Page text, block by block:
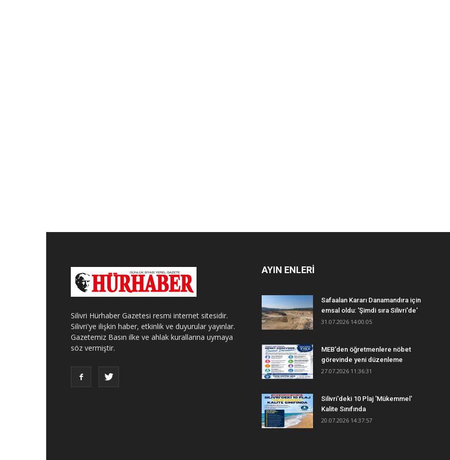
Silivri Hürhaber Gazetesi resmi internet sitesidir.
Silivri'ye ilişkin haber, etkinlik ve duyurular yayınlar.
Gazetemiz Basın ilke ve ahlak kurallarına uymaya
söz vermiştir.
AYIN ENLERİ
Safaalan Kararı Danamandıra için
emsal oldu: 'Şimdi sıra Silivri'de'
31.07.2026 14:00:05
MEB'den öğretmenlere nöbet
görevinde yeni düzenleme
27.07.2026 11:36:31
Silivri'deki 10 Plaj 'Mükemmel'
Kalite Sınıfında
20.07.2026 14:37:57